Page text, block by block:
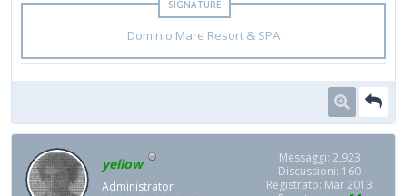
Dominio Mare Resort & SPA
yellow
Administrator
Messaggi: 2,923
Discussioni: 160
Registrato: Mar 2013